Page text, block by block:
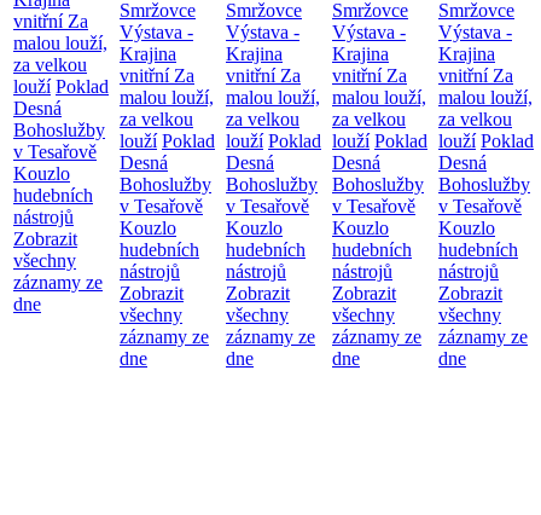
vnitřní Za
malou louží,
za velkou
louží Poklad
Desná
Bohoslužby
v Tesařově
Kouzlo
hudebních
nástrojů
Zobrazit
všechny
záznamy ze
dne
Smržovce
Výstava -
Krajina
vnitřní Za
malou louží,
za velkou
louží Poklad
Desná
Bohoslužby
v Tesařově
Kouzlo
hudebních
nástrojů
Zobrazit
všechny
záznamy ze
dne
Smržovce
Výstava -
Krajina
vnitřní Za
malou louží,
za velkou
louží Poklad
Desná
Bohoslužby
v Tesařově
Kouzlo
hudebních
nástrojů
Zobrazit
všechny
záznamy ze
dne
Smržovce
Výstava -
Krajina
vnitřní Za
malou louží,
za velkou
louží Poklad
Desná
Bohoslužby
v Tesařově
Kouzlo
hudebních
nástrojů
Zobrazit
všechny
záznamy ze
dne
Smržovce
Výstava -
Krajina
vnitřní Za
malou louží,
za velkou
louží Poklad
Desná
Bohoslužby
v Tesařově
Kouzlo
hudebních
nástrojů
Zobrazit
všechny
záznamy ze
dne